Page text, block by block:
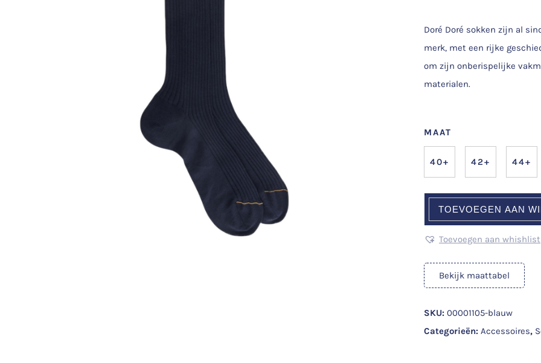
Doré Doré sokken zijn al
merk, met een rijke
om zijn onberispelijke
materialen.
MAAT
40+ 42+ 44+
TOEVOEGEN AAN
Toevoegen aan whishlist
Bekijk maattabel
SKU: 00001105-blauw
Categorieën: Accessoires,